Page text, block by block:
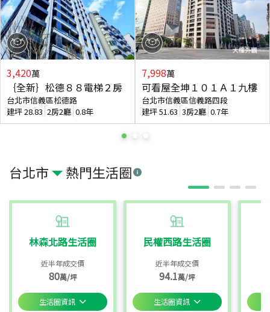
台北市 熱門生活圈
林森北路生活圈
近半年成交價
80萬/坪
生活圈資訊
民權西路生活圈
近半年成交價
94.1萬/坪
生活圈資訊
3,420萬
｛全新｝松德８８電梯２房
台北市信義區松德路
建坪28.83 2房2廳 0.8年
7,998萬
可看屋全坤１０１Ａ１九樓
台北市信義區信義路四段
建坪51.63 3房2廳 0.7年